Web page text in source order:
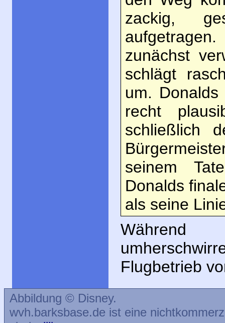
zackig,
zunächst
schlägt
um.
recht
schließlich
seinem
Donalds
als seine
Während
Flugbetrieb
Abbildung © Disney.
wvh.barksbase.de ist eine